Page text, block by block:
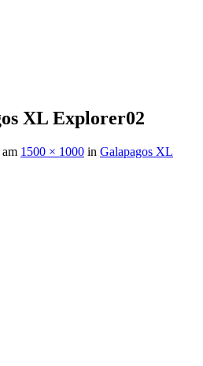
XL Explorer02
am 1500 × 1000 in Galapagos XL